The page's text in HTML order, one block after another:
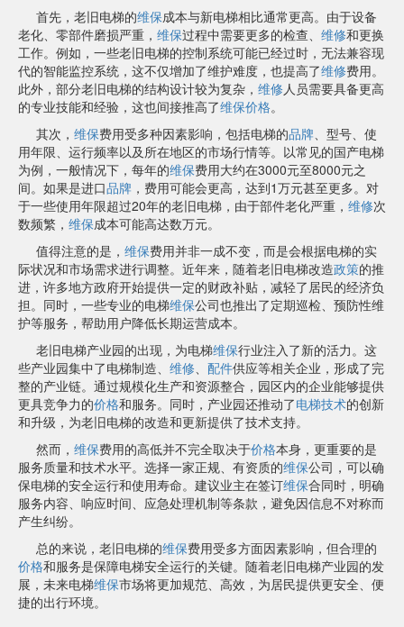
首先，老旧电梯的维保成本与新电梯相比通常更高。由于设备
老化、零部件磨损严重， 维保过程中需要更多的检查、 维修和更换
工作。例如，一些老旧电梯的控制系统可能已经过时，无法兼容现
代的智能监控系统，这不仅增加了维护难度，也提高了维修费用。
此外，部分老旧电梯的结构设计较为复杂， 维修人员需要具备更高
的专业技能和经验，这也间接推高了维保价格。
其次， 维保费用受多种因素影响，包括电梯的品牌、型号、使
用年限、运行频率以及所在地区的市场行情等。以常见的国产电梯
为例，一般情况下，每年的维保费用大约在3000元至8000元之
间。如果是进口品牌 ，费用可能会更高，达到1万元甚至更多。对
于一些使用年限超过20年的老旧电梯，由于部件老化严重， 维修次
数频繁， 维保成本可能高达数万元。
值得注意的是， 维保费用并非一成不变，而是会根据电梯的实
际状况和市场需求进行调整。近年来，随着老旧电梯改造政策的推
进，许多地方政府开始提供一定的财政补贴，减轻了居民的经济负
担。同时，一些专业的电梯维保公司也推出了定期巡检、预防性维
护等服务，帮助用户降低长期运营成本。
老旧电梯产业园的出现，为电梯维保行业注入了新的活力。这
些产业园集中了电梯制造、 维修、 配件供应等相关企业，形成了完
整的产业链。通过规模化生产和资源整合，园区内的企业能够提供
更具竞争力的价格和服务。同时，产业园还推动了电梯技术的创新
和升级，为老旧电梯的改造和更新提供了技术支持。
然而， 维保费用的高低并不完全取决于价格本身，更重要的是
服务质量和技术水平。选择一家正规、有资质的维保公司，可以确
保电梯的安全运行和使用寿命。建议业主在签订维保合同时，明确
服务内容、响应时间、应急处理机制等条款，避免因信息不对称而
产生纠纷。
总的来说，老旧电梯的维保费用受多方面因素影响，但合理的
价格和服务是保障电梯安全运行的关键。随着老旧电梯产业园的发
展，未来电梯维保市场将更加规范、高效，为居民提供更安全、便
捷的出行环境。